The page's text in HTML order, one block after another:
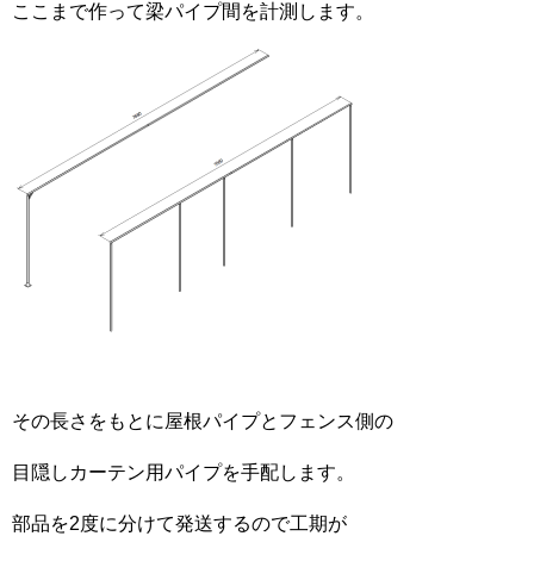
ここまで作って梁パイプ間を計測します。
その長さをもとに屋根パイプとフェンス側の
目隠しカーテン用パイプを手配します。
部品を2度に分けて発送するので工期が